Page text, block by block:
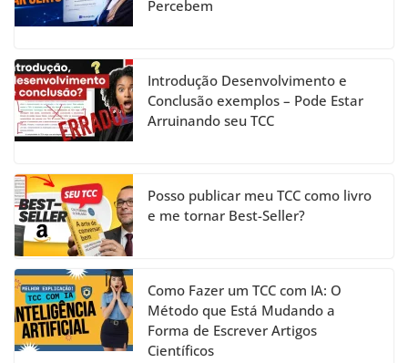
o
k
e
h
a
n
el
Percebem
Introdução Desenvolvimento e
Conclusão exemplos – Pode Estar
Arruinando seu TCC
Posso publicar meu TCC como livro
e me tornar Best-Seller?
Como Fazer um TCC com IA: O
Método que Está Mudando a
Forma de Escrever Artigos
Científicos